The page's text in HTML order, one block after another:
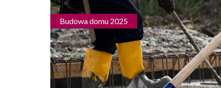
Budowa domu 2025